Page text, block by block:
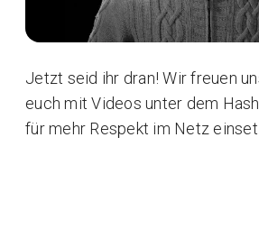
Jetzt seid ihr dran! Wir freuen
euch mit Videos unter dem
für mehr Respekt im Netz